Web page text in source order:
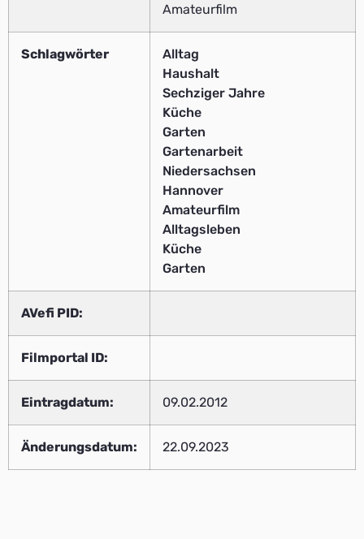
Amateurfilm
Schlagwörter
Alltag
Haushalt
Sechziger Jahre
Küche
Garten
Gartenarbeit
Niedersachsen
Hannover
Amateurfilm
Alltagsleben
Küche
Garten
AVefi PID:
Filmportal ID:
Eintragdatum: 09.02.2012
Änderungsdatum: 22.09.2023